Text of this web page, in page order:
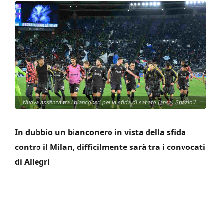
Nuova assenza tra i bianconeri per la sfida di sabato (ansa) SpazioJ
In dubbio un bianconero in vista della sfida
contro il Milan, difficilmente sarà tra i convocati
di Allegri